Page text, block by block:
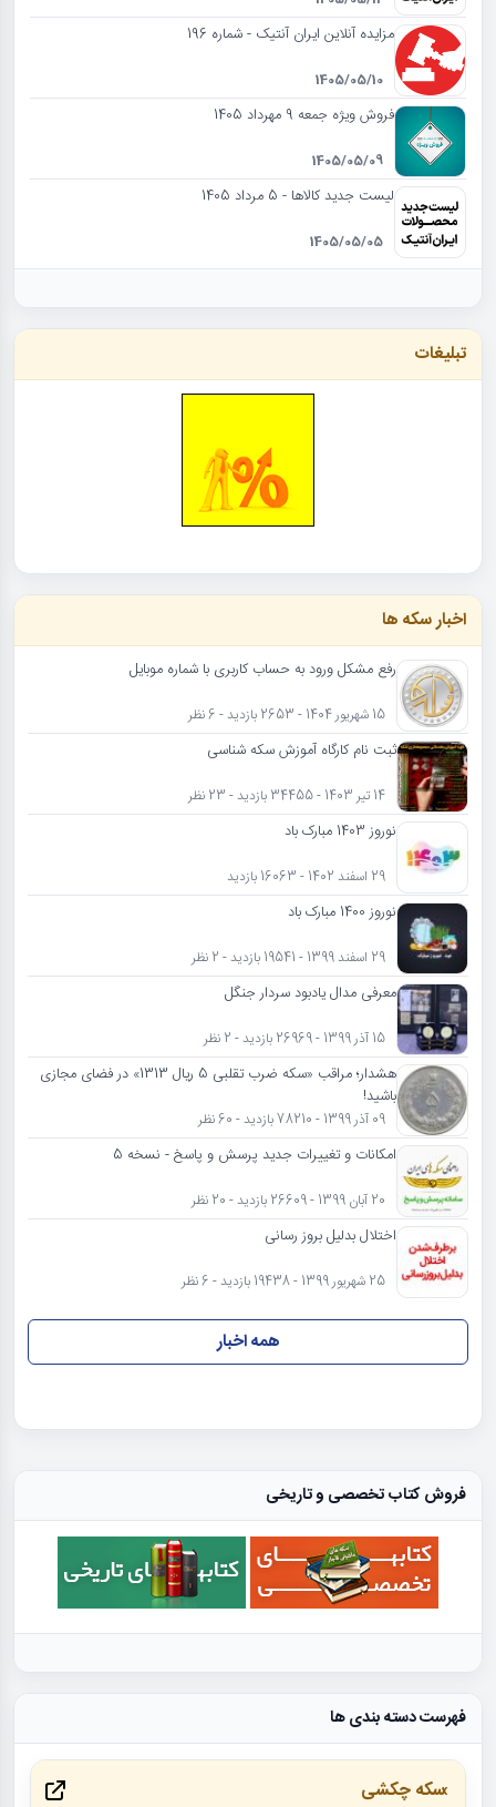
مزایده آنلاین ایران آنتیک - شماره 196
1405/05/10
فروش ویژه جمعه 9 مهرداد 1405
1405/05/09
لیست جدید کالاها - 5 مرداد 1405
1405/05/05
تبلیغات
اخبار سکه ها
رفع مشکل ورود به حساب کاربری با شماره موبایل
15 شهریور 1404 - 2653 بازدید - 6 نظر
ثبت نام کارگاه آموزش سکه شناسی
14 تیر 1403 - 34455 بازدید - 23 نظر
نوروز 1403 مبارک باد
29 اسفند 1402 - 16063 بازدید
نوروز 1400 مبارک باد
29 اسفند 1399 - 19541 بازدید - 2 نظر
معرفی مدال یادبود سردار جنگل
15 آذر 1399 - 26969 بازدید - 2 نظر
هشدار؛ مراقب «سکه ضرب تقلبی 5 ریال 1313» در فضای مجازی
باشید!
09 آذر 1399 - 78210 بازدید - 60 نظر
امکانات و تغییرات جدید پرسش و پاسخ - نسخه 5
20 آبان 1399 - 26609 بازدید - 20 نظر
اختلال بدلیل بروز رسانی
25 شهریور 1399 - 19438 بازدید - 6 نظر
همه اخبار
فروش کتاب تخصصی و تاریخی
فهرست دسته بندی ها
سکه چکشی